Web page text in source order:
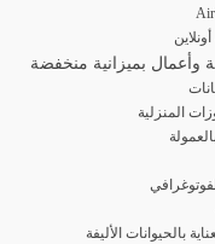
وأعمال بميزانية منخفضة